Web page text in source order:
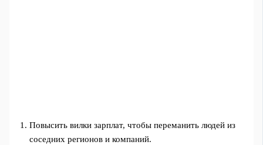
Повысить вилки зарплат, чтобы переманить людей из
соседних регионов и компаний.